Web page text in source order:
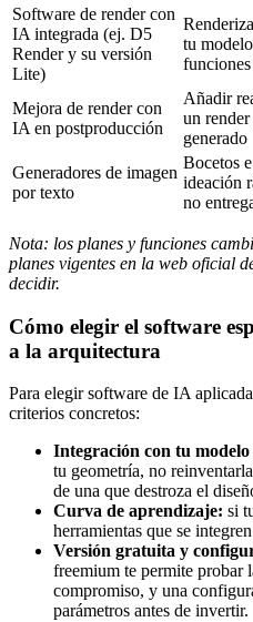
Software de render con
IA integrada (ej. D5
Render y su versión
Lite)
tu
Mejora de render con
IA en postproducción
Añadir
un render
generado
Generadores de imagen
por texto
Bocetos e
ideación
no
Nota: los planes y funciones
planes vigentes en la web oficial
decidir.
Cómo elegir el software
a la arquitectura
Para elegir software de IA
criterios concretos:
Integración con tu modelo
tu geometría, no
de una que destroza el
Curva de aprendizaje: si
herramientas que se
Versión gratuita y
freemium te permite probar
compromiso, y una
parámetros antes de invertir.